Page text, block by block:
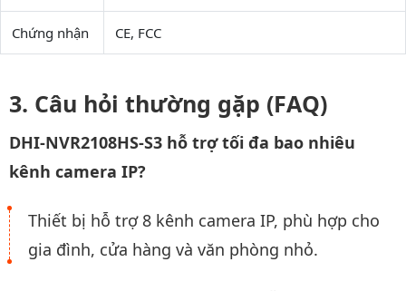
Chứng nhận CE, FCC
Câu hỏi thường gặp (FAQ)
DHI-NVR2108HS-S3 hỗ trợ tối đa bao nhiêu
kênh camera IP?
Thiết bị hỗ trợ 8 kênh camera IP, phù hợp cho
gia đình, cửa hàng và văn phòng nhỏ.